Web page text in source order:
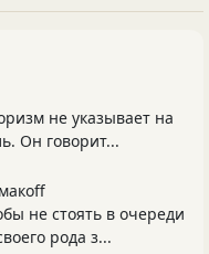
не указывает на
Он говорит...
не стоять в очереди
рода з...